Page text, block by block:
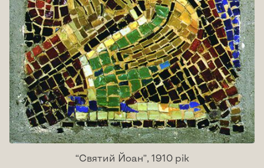
“Святий Йоан”, 1910 рік